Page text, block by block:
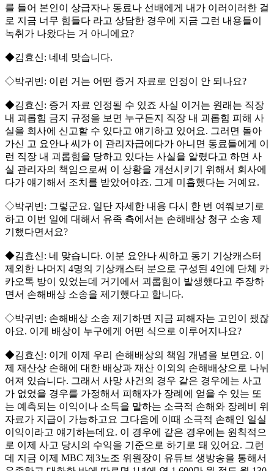
를 들어 본인이 상급자나 동료나 선배에게 내가 이러이러한 걸
로 지금 너무 힘들다 라고 상담한 경우에 지금 그런 내용들이
녹취가 나왔다는 거 아니에요?
◆김효신: 네네 맞습니다.
◇박귀빈: 이런 거는 어떤 증거 자료로 인정이 안 되나요?
◆김효신: 증거 자료 인정될 수 있죠 사실 이거는 원래는 직장
내 괴롭힘 금지 규정을 보면 누구든지 직장 내 괴롭힘 피해 사
실을 회사에 신고할 수 있다고 얘기하고 있어요. 그러면 돌아
가신 고 요안나 씨가 이 관리자급에다가 아니면 동료들에게 이
런 직장 내 괴롭힘을 당하고 있다는 사실을 알렸다고 하면 사
실 관리자의 책임으로써 이 상황을 개선시키기 위해서 회사에
다가 얘기해서 조치를 받았어야죠. 그게 미흡했다는 거예요.
◇박귀빈: 그렇군요. 일단 자세한 내용 다시 한 번 여쭤보기로
하고 이번 일에 대해서 유족 측에서는 손해배상 청구 소송 제
기했다면서요?
◆김효신: 네 맞습니다. 이분 요안나 씨하고 동기 기상캐스터
제외한 나머지 4명의 기상캐스터 분으로 구성된 4인에 단체 카
카오톡 방이 있었는데 거기에서 괴롭힘이 발생했다고 주장하
면서 손해배상 소송을 제기했다고 합니다.
◇박귀빈: 손해배상 소송 제기하면 지금 피해자는 고인이 됐잖
아요. 이게 배상이 누구에게 어떤 식으로 이루어지나요?
◆김효신: 이게 이제 우리 손해배상의 책임 개념을 보면요. 이
제 재산상 손해에 대한 배상과 재산 이외의 손해배상으로 나뉘
어져 있습니다. 그래서 사망 사건의 경우 같은 경우에는 사고
가 없었을 경우를 가정해서 피해자가 장례에 얻을 수 있는 또
는 예측되는 이익이나 소득을 말하는 소극적 손해와 장례비 위
자료가 지급이 가능하고요 그다음에 이때 소극적 손해인 일실
이익이라고 얘기하는데요. 이 경우에 같은 경우에는 원칙적으
로 이제 사고 당시의 수익을 기준으로 하기로 돼 있어요. 그런
데 지금 이제 MBC 제3노조 위원장이 유튜브 생방송을 통해서